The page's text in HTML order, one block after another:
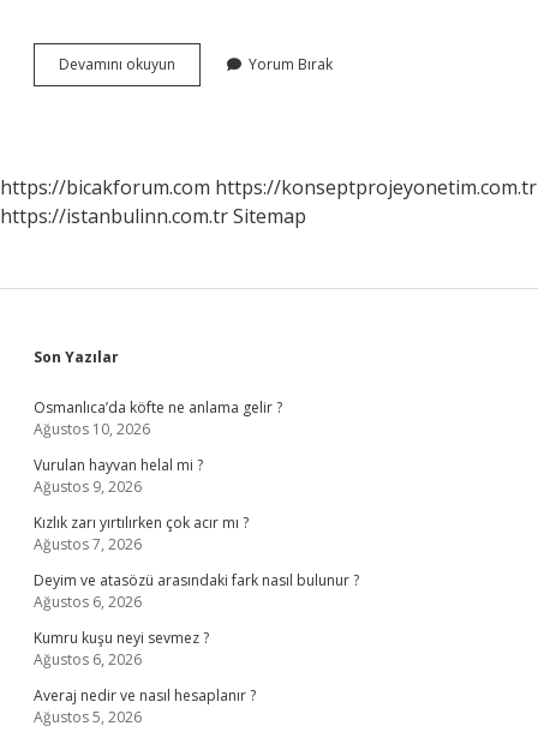
Devamını okuyun
Ürünlerimi
Yorum Bırak
https://bicakforum.com https://konseptprojeyonetim.com.tr
https://istanbulinn.com.trSitemap
Sidebar
Son Yazılar
Osmanlıca’da köfte ne anlama gelir ?
Ağustos 10, 2026
Vurulan hayvan helal mi ?
Ağustos 9, 2026
Kızlık zarı yırtılırken çok acır mı ?
Ağustos 7, 2026
Deyim ve atasözü arasındaki fark nasıl bulunur ?
Ağustos 6, 2026
Kumru kuşu neyi sevmez ?
Ağustos 6, 2026
Averaj nedir ve nasıl hesaplanır ?
Ağustos 5, 2026